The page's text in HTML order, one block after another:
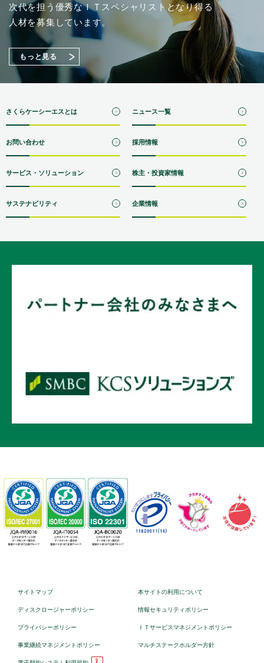
次代を担う優秀なＩＴスペシャリストとなり得る
人材を募集しています。
もっと見る
さくらケーシーエスとは ニュース一覧
お問い合わせ 採用情報
サービス・ソリューション 株主・投資家情報
サステナビリティ 企業情報
サイトマップ 本サイトの利用について
ディスクロージャーポリシー 情報セキュリティポリシー
プライバシーポリシー ＩＴサービスマネジメントポリシー
事業継続マネジメントポリシー マルチステークホルダー方針